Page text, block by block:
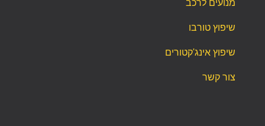
מנועים לרכב
שיפוץ טורבו
שיפוץ אינג'קטורים
צור קשר